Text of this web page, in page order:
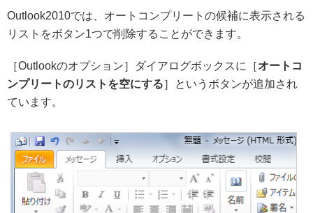
Outlook2010では、オートコンプリートの候補に表示される
リストをボタン1つで削除することができます。
［Outlookのオプション］ダイアログボックスに［オートコ
ンプリートのリストを空にする］というボタンが追加され
ています。